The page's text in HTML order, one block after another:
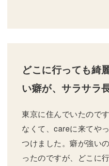
どこに行っても綺
い癖が、サラサラ
東京に住んでいたので
なくて、careに来てや
つけました。癖が強い
ったのですが、どこに